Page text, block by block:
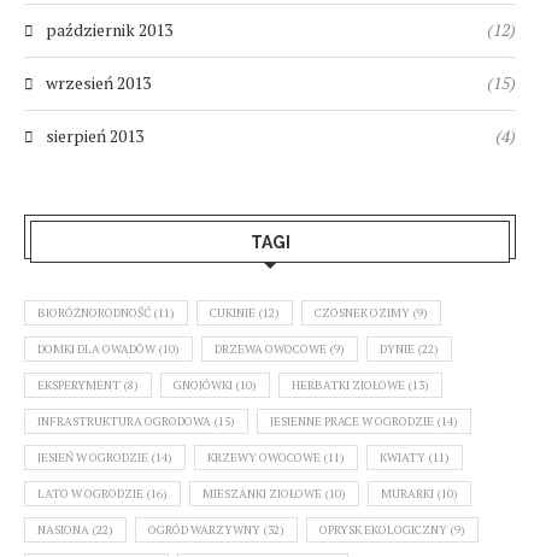
październik 2013 (12)
wrzesień 2013 (15)
sierpień 2013 (4)
TAGI
BIORÓŻNORODNOŚĆ (11) CUKINIE (12) CZOSNEK OZIMY (9)
DOMKI DLA OWADÓW (10) DRZEWA OWOCOWE (9) DYNIE (22)
EKSPERYMENT (8) GNOJÓWKI (10) HERBATKI ZIOŁOWE (13)
INFRASTRUKTURA OGRODOWA (15) JESIENNE PRACE W OGRODZIE (14)
JESIEŃ W OGRODZIE (14) KRZEWY OWOCOWE (11) KWIATY (11)
LATO W OGRODZIE (16) MIESZANKI ZIOŁOWE (10) MURARKI (10)
NASIONA (22) OGRÓD WARZYWNY (32) OPRYSK EKOLOGICZNY (9)